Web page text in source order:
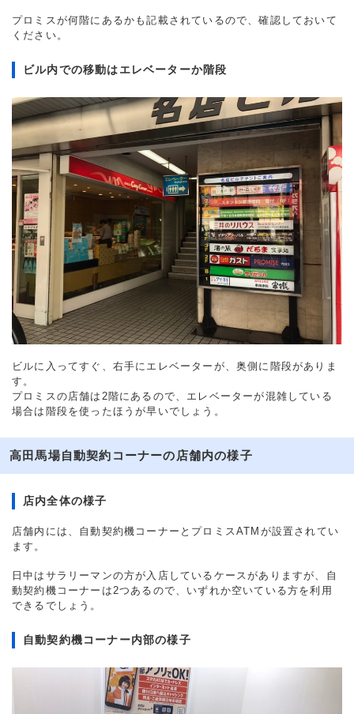
プロミスが何階にあるかも記載されているので、確認しておいて
ください。
ビル内での移動はエレベーターか階段
ビルに入ってすぐ、右手にエレベーターが、奥側に階段がありま
す。
プロミスの店舗は2階にあるので、エレベーターが混雑している
場合は階段を使ったほうが早いでしょう。
高田馬場自動契約コーナーの店舗内の様子
店内全体の様子
店舗内には、自動契約機コーナーとプロミスATMが設置されてい
ます。
日中はサラリーマンの方が入店しているケースがありますが、自
動契約機コーナーは2つあるので、いずれか空いている方を利用
できるでしょう。
自動契約機コーナー内部の様子